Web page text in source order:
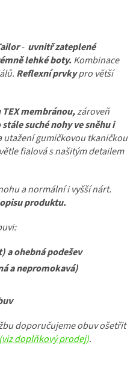
- uvnitř zateplené
lehké boty.Kombinace
Reflexní prvkypro větší
membránou,zároveň
suché nohy ve sněhu i
utažení gumičkovou tkaničkou
fialová s našitým detailem
a normální i vyšší nárt.
produktu.
a ohebná podešev
a nepromokavá)
doporučujeme obuv ošetřit
doplňkový prodej).